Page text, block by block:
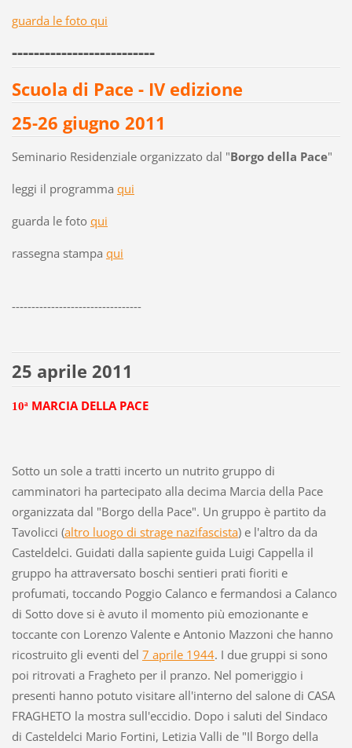
guarda le foto qui
--------------------------
Scuola di Pace - IV edizione
25-26 giugno 2011
Seminario Residenziale organizzato dal "Borgo della Pace"
leggi il programma qui
guarda le foto qui
rassegna stampa qui
---------------------------------
25 aprile 2011
10ªMARCIA DELLA PACE
Sotto un sole a tratti incerto un nutrito gruppo di
camminatori ha partecipato alla decima Marcia della Pace
organizzata dal "Borgo della Pace". Un gruppo è partito da
Tavolicci (altro luogo di strage nazifascista) e l'altro da da
Casteldelci. Guidati dalla sapiente guida Luigi Cappella il
gruppo ha attraversato boschi sentieri prati fioriti e
profumati, toccando Poggio Calanco e fermandosi a Calanco
di Sotto dove si è avuto il momento più emozionante e
toccante con Lorenzo Valente e Antonio Mazzoni che hanno
ricostruito gli eventi del 7 aprile 1944. I due gruppi si sono
poi ritrovati a Fragheto per il pranzo. Nel pomeriggio i
presenti hanno potuto visitare all'interno del salone di CASA
FRAGHETO la mostra sull'eccidio. Dopo i saluti del Sindaco
di Casteldelci Mario Fortini, Letizia Valli de "Il Borgo della